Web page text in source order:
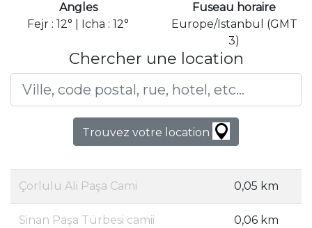
Angles
Fejr : 12° | Icha : 12°
Fuseau horaire
Europe/Istanbul (GMT
3)
Chercher une location
Trouvez votre location
Çorlulu Ali Paşa Cami 0,05 km
Sinan Paşa Türbesi camii 0,06 km